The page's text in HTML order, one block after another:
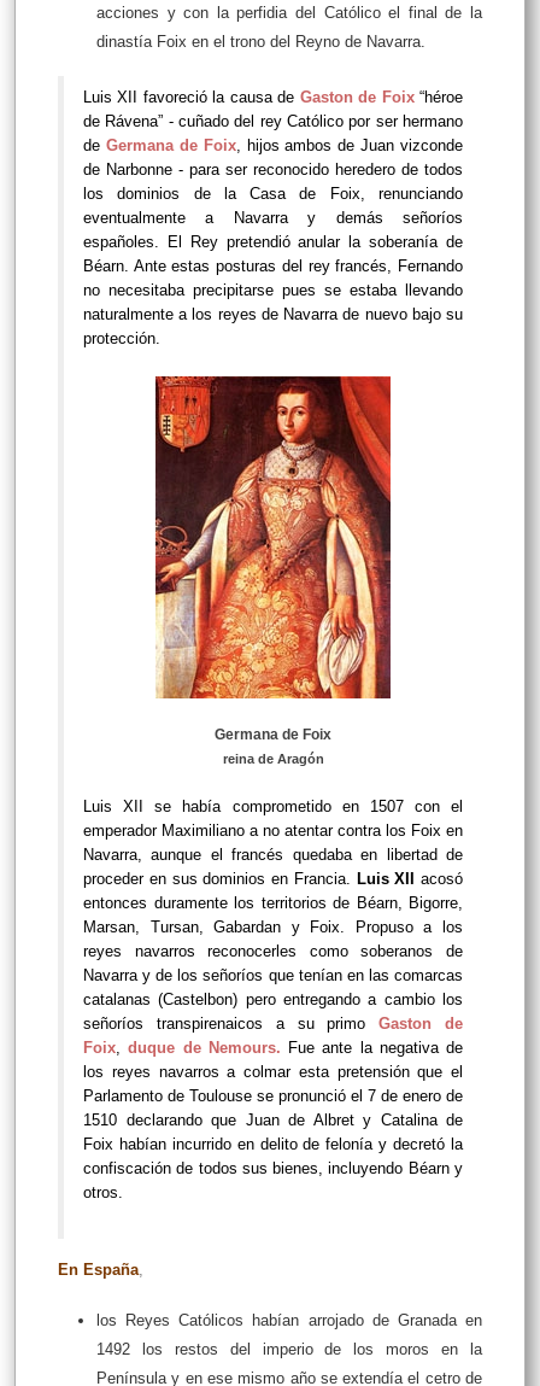
acciones y con la perfidia del Católico el final de la
dinastía Foix en el trono del Reyno de Navarra.
Luis XII favoreció la causa de Gaston de Foix “héroe
de Rávena” - cuñado del rey Católico por ser hermano
de Germana de Foix, hijos ambos de Juan vizconde
de Narbonne - para ser reconocido heredero de todos
los dominios de la Casa de Foix, renunciando
eventualmente a Navarra y demás señoríos
españoles. El Rey pretendió anular la soberanía de
Béarn. Ante estas posturas del rey francés, Fernando
no necesitaba precipitarse pues se estaba llevando
naturalmente a los reyes de Navarra de nuevo bajo su
protección.
Germana de Foix
reina de Aragón
Luis XII se había comprometido en 1507 con el
emperador Maximiliano a no atentar contra los Foix en
Navarra, aunque el francés quedaba en libertad de
proceder en sus dominios en Francia. Luis XII acosó
entonces duramente los territorios de Béarn, Bigorre,
Marsan, Tursan, Gabardan y Foix. Propuso a los
reyes navarros reconocerles como soberanos de
Navarra y de los señoríos que tenían en las comarcas
catalanas (Castelbon) pero entregando a cambio los
señoríos transpirenaicos a su primoGaston de
Foix,duque de Nemours. Fue ante la negativa de
los reyes navarros a colmar esta pretensión que el
Parlamento de Toulouse se pronunció el 7 de enero de
1510 declarando que Juan de Albret y Catalina de
Foix habían incurrido en delito de felonía y decretó la
confiscación de todos sus bienes, incluyendo Béarn y
otros.
En España,
los Reyes Católicos habían arrojado de Granada en
1492 los restos del imperio de los moros en la
Península y en ese mismo año se extendía el cetro de